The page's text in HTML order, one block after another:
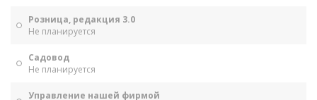
Розница, редакция 3.0
Не планируется
Садовод
Не планируется
Управление нашей фирмой